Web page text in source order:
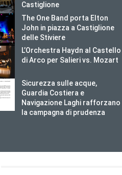
Castiglione
The One Band porta Elton
John in piazza a Castiglione
delle Stiviere
L’Orchestra Haydn al Castello
di Arco per Salieri vs. Mozart
Sicurezza sulle acque,
Guardia Costiera e
Navigazione Laghi rafforzano
la campagna di prudenza